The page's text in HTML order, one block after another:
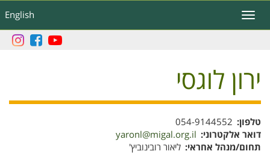
לתוכן
העיקרי
English
Toggle
navigation
ירון לוגסי
טלפון 054-9144552
דואר אלקטרוני yaronl@migal.org.il
תחום/מנהל אחראי ליאור רובינוביץ'